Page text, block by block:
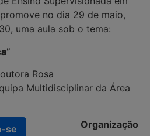
promove no dia 29 de maio,
uma aula sob o tema:
”
Rosa
Multidisciplinar da Área
se
Organização